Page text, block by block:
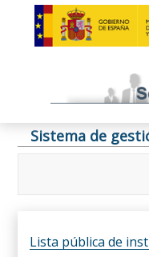
Sistema de
Lista pública de